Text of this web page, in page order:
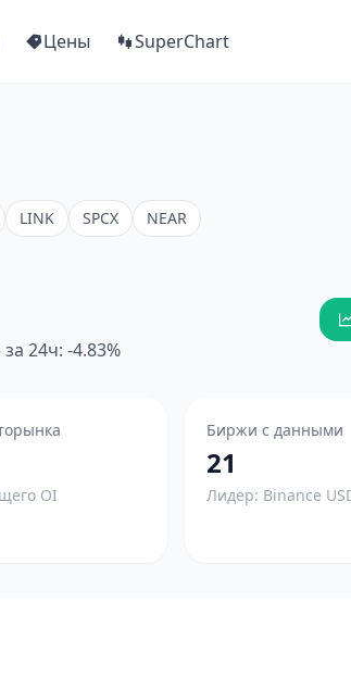
Цены SuperChart
LINK SPCX NEAR
24ч: -4.83%
OI
Биржи с данными
21
Лидер: Binance